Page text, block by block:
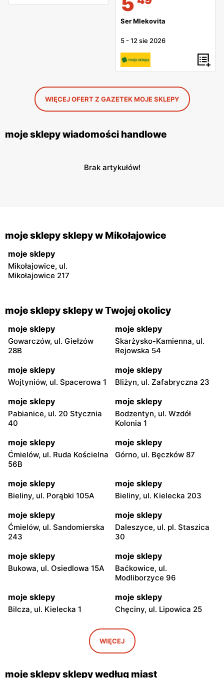
Ser Mlekovita
5 -12 sie 2026
WIĘCEJ OFERT Z GAZETEK MOJE SKLEPY
moje sklepy wiadomości handlowe
Brak artykułów!
moje sklepy sklepy w Mikołajowice
moje sklepy
Mikołajowice, ul.
Mikołajowice 217
moje sklepy sklepy w Twojej okolicy
moje sklepy
Gowarczów, ul. Giełzów
28B
moje sklepy
Skarżysko-Kamienna, ul.
Rejowska 54
moje sklepy
Wojtyniów, ul. Spacerowa 1
moje sklepy
Bliżyn, ul. Zafabryczna 23
moje sklepy
Pabianice, ul. 20 Stycznia
40
moje sklepy
Bodzentyn, ul. Wzdół
Kolonia 1
moje sklepy
Ćmielów, ul. Ruda Kościelna
56B
moje sklepy
Górno, ul. Bęczków 87
moje sklepy
Bieliny, ul. Porąbki 105A
moje sklepy
Bieliny, ul. Kielecka 203
moje sklepy
Ćmielów, ul. Sandomierska
243
moje sklepy
Daleszyce, ul. pl. Staszica
30
moje sklepy
Bukowa, ul. Osiedlowa 15A
moje sklepy
Baćkowice, ul.
Modliborzyce 96
moje sklepy
Bilcza, ul. Kielecka 1
moje sklepy
Chęciny, ul. Lipowica 25
Iwaniska, ul. Ujazdowska 5
moje sklepy
Bogoria, ul. Rynek 30
Gorzyce, ul. Szkolna 44 Grębów, ul. Wydrza 180
WIĘCEJ
moje sklepy sklepy według miast